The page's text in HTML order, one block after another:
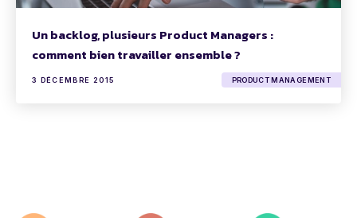
Un backlog, plusieurs Product Managers :
comment bien travailler ensemble ?
3 DÉCEMBRE 2015 PRODUCT MANAGEMENT